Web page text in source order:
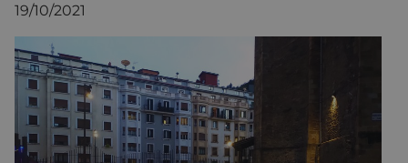
19/10/2021